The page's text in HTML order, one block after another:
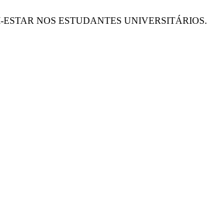
NOS ESTUDANTES UNIVERSITÁRIOS.